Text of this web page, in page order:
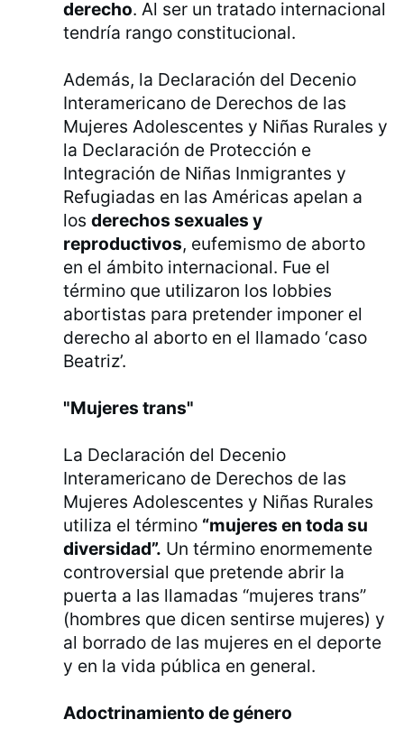
derecho. Al ser un tratado internacional
tendría rango constitucional.
Además, la Declaración del Decenio
Interamericano de Derechos de las
Mujeres Adolescentes y Niñas Rurales y
la Declaración de Protección e
Integración de Niñas Inmigrantes y
Refugiadas en las Américas apelan a
losderechos sexuales y
reproductivos, eufemismo de aborto
en el ámbito internacional. Fue el
término que utilizaron los lobbies
abortistas para pretender imponer el
derecho al aborto en el llamado ‘caso
Beatriz’.
"Mujeres trans"
La Declaración del Decenio
Interamericano de Derechos de las
Mujeres Adolescentes y Niñas Rurales
utiliza el término “mujeres en toda su
diversidad”. Un término enormemente
controversial que pretende abrir la
puerta a las llamadas “mujeres trans”
(hombres que dicen sentirse mujeres) y
al borrado de las mujeres en el deporte
y en la vida pública en general.
Adoctrinamiento de género